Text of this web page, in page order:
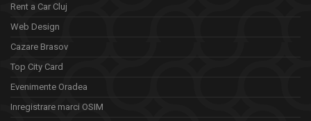
Rent a Car Cluj
Web Design
Cazare Brasov
Top City Card
Evenimente Oradea
Inregistrare marci OSIM